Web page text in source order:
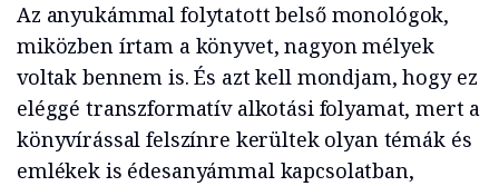
Az anyukámmal folytatott belső monológok,
miközben írtam a könyvet, nagyon mélyek
voltak bennem is. És azt kell mondjam, hogy ez
eléggé transzformatív alkotási folyamat, mert a
könyvírással felszínre kerültek olyan témák és
emlékek is édesanyámmal kapcsolatban,